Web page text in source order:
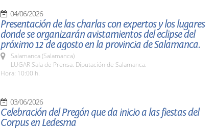
04/06/2026
Presentación de las charlas con expertos y los lugares
donde se organizarán avistamientos del eclipse del
próximo 12 de agosto en la provincia de Salamanca.
Salamanca (Salamanca)
LUGAR Sala de Prensa. Diputación de Salamanca.
Hora: 10:00 h.
03/06/2026
Celebración del Pregón que da inicio a las fiestas del
Corpus en Ledesma